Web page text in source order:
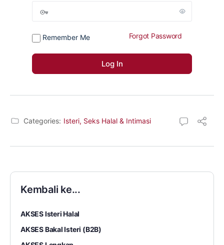
Remember Me Forgot Password
Categories: Isteri, Seks Halal & Intimasi
Kembali ke...
AKSES Isteri Halal
AKSES Bakal Isteri (B2B)